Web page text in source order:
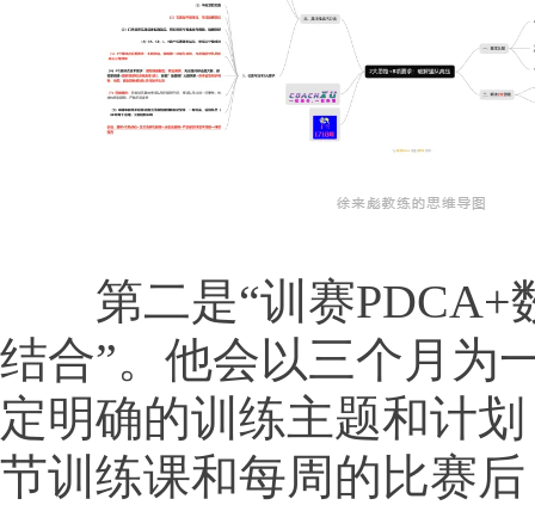
第二是“训赛PDCA+
结合”。他会以三个月为
定明确的训练主题和计
节训练课和每周的比赛